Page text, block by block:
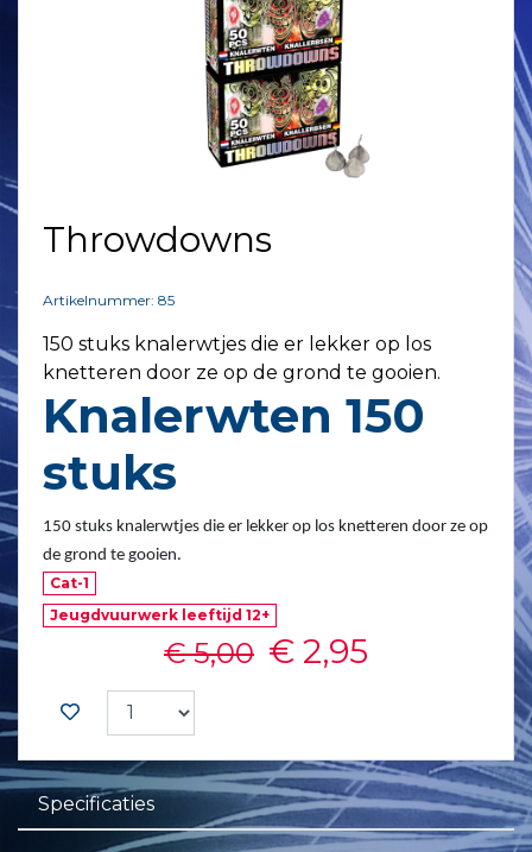
Throwdowns
Artikelnummer: 85
150 stuks knalerwtjes die er lekker op los
knetteren door ze op de grond te gooien.
Knalerwten 150
stuks
150 stuks knalerwtjes die er lekker op los knetteren door ze op
de grond te gooien.
Cat-1
Jeugdvuurwerk leeftijd 12+
€ 5,00 € 2,95
Specificaties